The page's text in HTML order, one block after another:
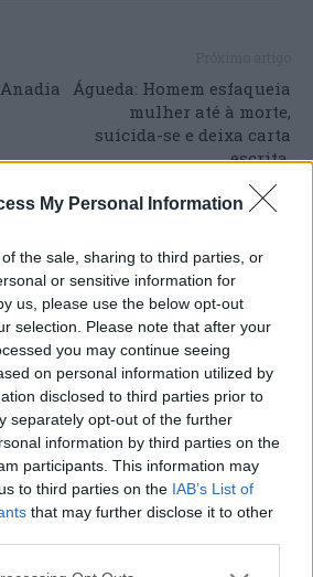
My Personal Information
the sale, sharing to third parties, or
or sensitive information for
us, please use the below opt-out
selection. Please note that after your
you may continue seeing
on personal information utilized by
disclosed to third parties prior to
separately opt-out of the further
information by third parties on the
participants. This information may
to third parties on the IAB’s List of
that may further disclose it to other
Águeda: Homem esfaqueia
mulher até à morte,
suicida-se e deixa carta
escrita.
MAIS DO AUTOR
saúdam Banda
pelo 1º lugar no